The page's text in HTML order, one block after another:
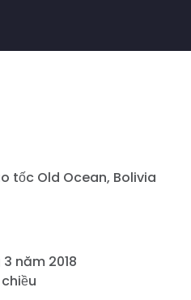
tốc Old Ocean, Bolivia
năm 2018